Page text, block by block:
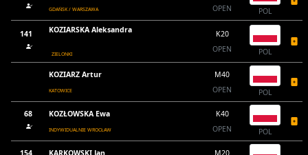
GDAŃSK / WARSZAWA
OPEN
POL
141 KOZIARSKA Aleksandra
ZIELONKI
K20
OPEN
POL
KOZIARZ Artur
KATOWICE
M40
OPEN
POL
68 KOZŁOWSKA Ewa
INDYWIDUALNIE WROCŁAW
K40
OPEN
POL
154 KARKOWSKI Jan M20